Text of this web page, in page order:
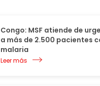
Congo: MSF atiende de
a más de 2.500 pacientes
malaria
Leer más